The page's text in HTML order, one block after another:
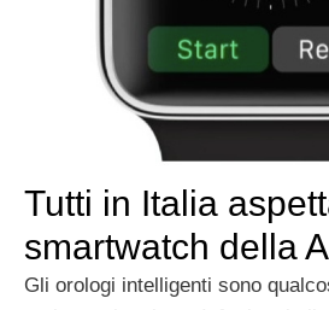
Tutti in Italia
smartwatch della
Gli orologi intelligenti sono